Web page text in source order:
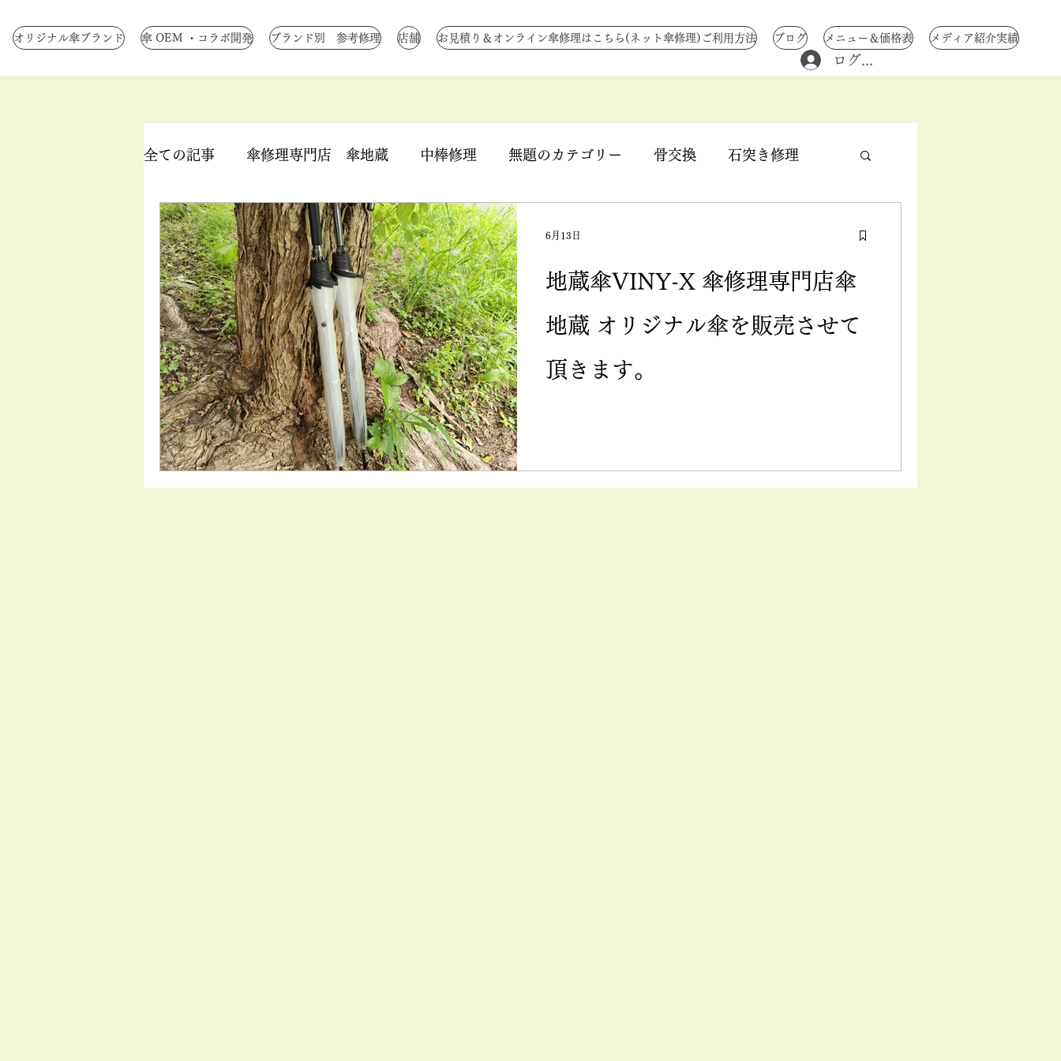
オリジナル傘ブランド 傘 OEM ・コラボ開発 ブランド別 参考修理 店舗 お見積り＆オンライン傘修理はこちら(ネット傘修理)ご利用方法 ブログ メニュー＆価格表 メディア紹介実績
ログイン
全ての記事 傘修理専門店 傘地蔵 中棒修理 無題のカテゴリー 骨交換 石突き修理
生地染色 ロクロ修理 骨全交換 骨補強
中骨交換 手元交換 ハトメ修理 ハジキ修理 ほつれ縫い つゆ先交換
つゆ先 修理 手元革巻き直し 特注 国産骨
おすすめのお店 生地張替え 錆除去 傘 販売
地蔵傘VINY-X 傘修理専門店傘
地蔵 オリジナル傘を販売させて
頂きます。
6月13日